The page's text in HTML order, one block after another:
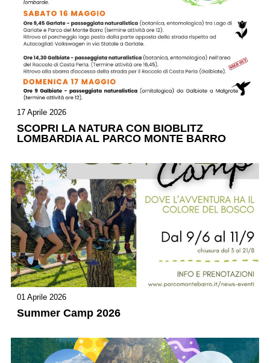
17 Aprile 2026
SCOPRI LA NATURA CON BIOBLITZ
LOMBARDIA AL PARCO MONTE BARRO
01 Aprile 2026
Summer Camp 2026